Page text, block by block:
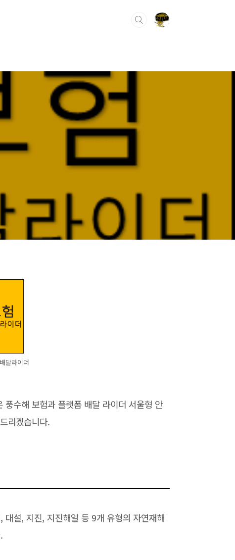
달라이더
수해 보험과 플랫폼 배달 라이더 서울형 안
리겠습니다.
설, 지진, 지진해일 등 9개 유형의 자연재해